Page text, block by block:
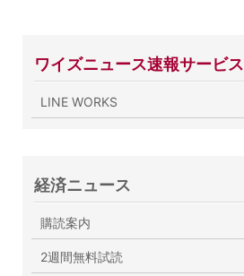
ワイズニュース速報サービス
LINE WORKS
経済ニュース
購読案内
2週間無料試読